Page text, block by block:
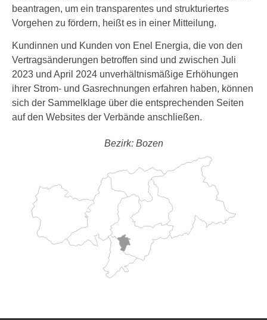
beantragen, um ein transparentes und strukturiertes
Vorgehen zu fördern, heißt es in einer Mitteilung.
Kundinnen und Kunden von Enel Energia, die von den
Vertragsänderungen betroffen sind und zwischen Juli
2023 und April 2024 unverhältnismäßige Erhöhungen
ihrer Strom- und Gasrechnungen erfahren haben, können
sich der Sammelklage über die entsprechenden Seiten
auf den Websites der Verbände anschließen.
Bezirk: Bozen